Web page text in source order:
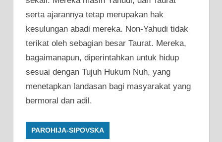
serta ajarannya tetap merupakan hak
kesulungan abadi mereka. Non-Yahudi tidak
terikat oleh sebagian besar Taurat. Mereka,
bagaimanapun, diperintahkan untuk hidup
sesuai dengan Tujuh Hukum Nuh, yang
menetapkan landasan bagi masyarakat yang
bermoral dan adil.
PAROHIJA-SIPOVSKA